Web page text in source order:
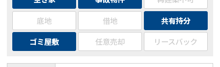
底地
借地
共有持分
ゴミ屋敷
任意売却 リースバック